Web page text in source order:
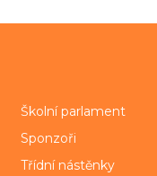
Školní parlament
Sponzoři
Třídní nástěnky